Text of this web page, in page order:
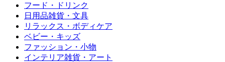
フード・ドリンク
日用品雑貨・文具
リラックス・ボディケア
ベビー・キッズ
ファッション・小物
インテリア雑貨・アート